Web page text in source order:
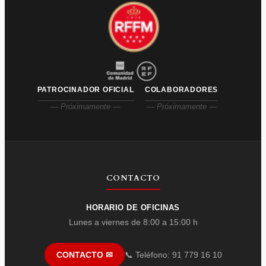
PATROCINADOR OFICIAL
— Próximamente —
COLABORADORES
— Próximamente —
CONTACTO
HORARIO DE OFICINAS
Lunes a viernes de 8:00 a 15:00 h
CONTACTO ✉ 📞 Teléfono: 91 779 16 10